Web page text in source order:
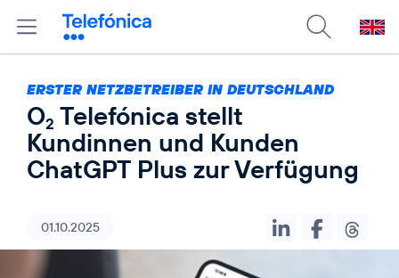
ERSTER NETZBETREIBER IN DEUTSCHLAND
O2 Telefónica stellt
Kundinnen und Kunden
ChatGPT Plus zur Verfügung
01.10.2025